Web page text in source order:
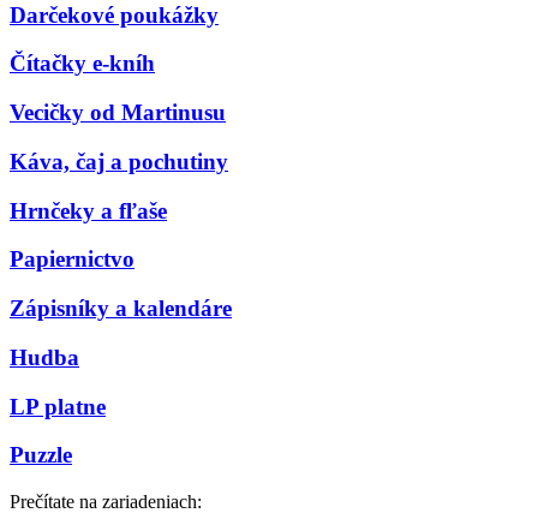
Darčekové poukážky
Čítačky e-kníh
Vecičky od Martinusu
Káva, čaj a pochutiny
Hrnčeky a fľaše
Papiernictvo
Zápisníky a kalendáre
Hudba
LP platne
Puzzle
Prečítate na zariadeniach: